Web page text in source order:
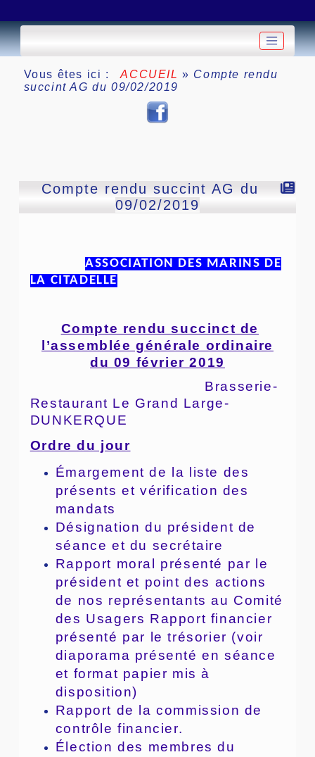
Vous êtes ici : ACCUEIL» Compte rendu
succint AG du 09/02/2019
Compte rendu succint AG du
09/02/2019
ASSOCIATION DES MARINS DE
LA CITADELLE
Compte rendu succinct de
l’assemblée générale ordinaire
du 09 février 2019
Brasserie-
Restaurant Le Grand Large-
DUNKERQUE
Ordre du jour
Émargement de la liste des
présents et vérification des
mandats
Désignation du président de
séance et du secrétaire
Rapport moral présenté par le
président et point des actions
de nos représentants au Comité
des Usagers Rapport financier
présenté par le trésorier (voir
diaporama présenté en séance
et format papier mis à
disposition)
Rapport de la commission de
contrôle financier.
Élection des membres du